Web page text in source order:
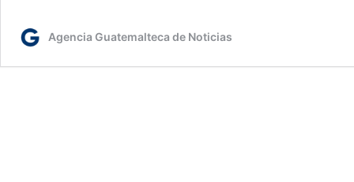
Agencia Guatemalteca de Noticias